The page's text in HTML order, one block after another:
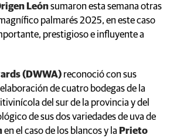
Leónsumaron esta semana otras
palmarés 2025, en este caso
prestigioso e influyente a
(DWWA) reconoció con sus
de cuatro bodegas de la
del sur de la provincia y del
de sus dos variedades de uva de
en el caso de los blancos y la Prieto